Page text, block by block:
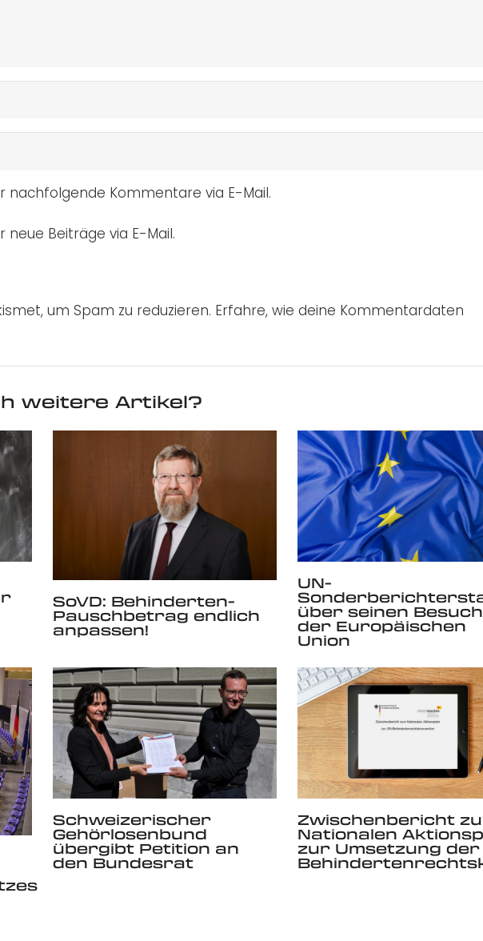
nachfolgende Kommentare via E-Mail.
Beiträge via E-Mail.
um Spam zu reduzieren. Erfahre, wie deine Kommentardaten
weitere Artikel?
SoVD: Behinderten-
Pauschbetrag endlich
anpassen!
UN-
über seinen
der Europäischen
Union
Schweizerischer
Gehörlosenbund
übergibt Petition an
den Bundesrat
Zwischenbericht
Nationalen
zur Umsetzung der